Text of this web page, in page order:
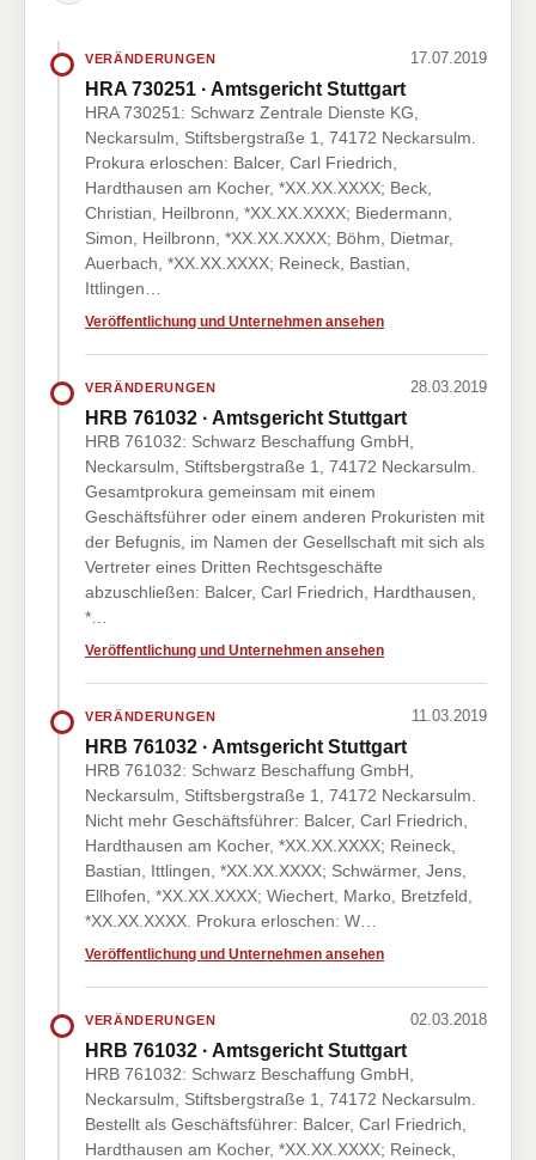
VERÄNDERUNGEN 17.07.2019
HRA 730251 · Amtsgericht Stuttgart
HRA 730251: Schwarz Zentrale Dienste KG,
Neckarsulm, Stiftsbergstraße 1, 74172 Neckarsulm.
Prokura erloschen: Balcer, Carl Friedrich,
Hardthausen am Kocher, *XX.XX.XXXX; Beck,
Christian, Heilbronn, *XX.XX.XXXX; Biedermann,
Simon, Heilbronn, *XX.XX.XXXX; Böhm, Dietmar,
Auerbach, *XX.XX.XXXX; Reineck, Bastian,
Ittlingen…
Veröffentlichung und Unternehmen ansehen
VERÄNDERUNGEN 28.03.2019
HRB 761032 · Amtsgericht Stuttgart
HRB 761032: Schwarz Beschaffung GmbH,
Neckarsulm, Stiftsbergstraße 1, 74172 Neckarsulm.
Gesamtprokura gemeinsam mit einem
Geschäftsführer oder einem anderen Prokuristen mit
der Befugnis, im Namen der Gesellschaft mit sich als
Vertreter eines Dritten Rechtsgeschäfte
abzuschließen: Balcer, Carl Friedrich, Hardthausen,
*…
Veröffentlichung und Unternehmen ansehen
VERÄNDERUNGEN 11.03.2019
HRB 761032 · Amtsgericht Stuttgart
HRB 761032: Schwarz Beschaffung GmbH,
Neckarsulm, Stiftsbergstraße 1, 74172 Neckarsulm.
Nicht mehr Geschäftsführer: Balcer, Carl Friedrich,
Hardthausen am Kocher, *XX.XX.XXXX; Reineck,
Bastian, Ittlingen, *XX.XX.XXXX; Schwärmer, Jens,
Ellhofen, *XX.XX.XXXX; Wiechert, Marko, Bretzfeld,
*XX.XX.XXXX. Prokura erloschen: W…
Veröffentlichung und Unternehmen ansehen
VERÄNDERUNGEN 02.03.2018
HRB 761032 · Amtsgericht Stuttgart
HRB 761032: Schwarz Beschaffung GmbH,
Neckarsulm, Stiftsbergstraße 1, 74172 Neckarsulm.
Bestellt als Geschäftsführer: Balcer, Carl Friedrich,
Hardthausen am Kocher, *XX.XX.XXXX; Reineck,